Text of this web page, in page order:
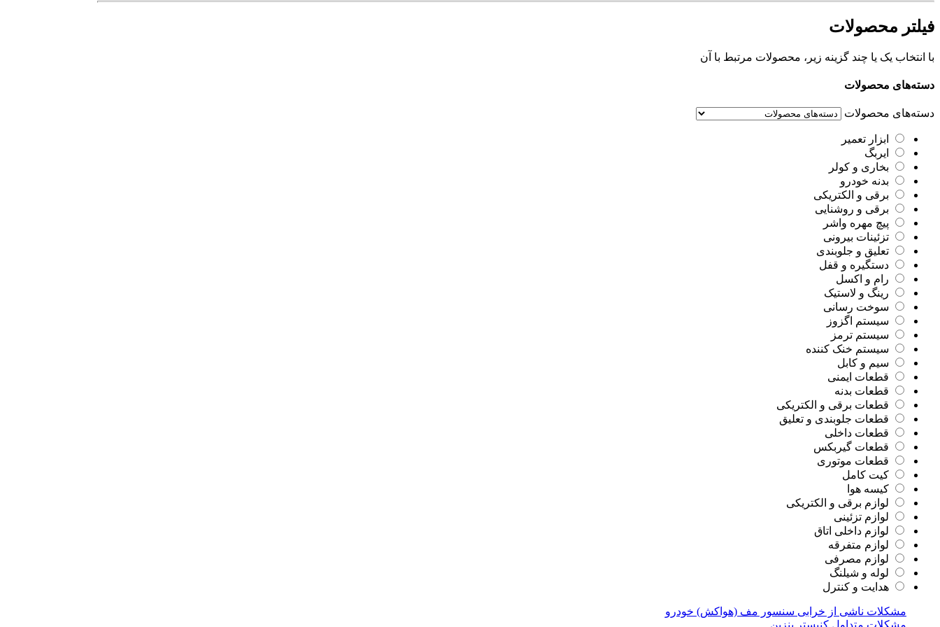
فیلتر محصولات
با انتخاب یک یا چند گزینه زیر، محصولات مرتبط با آن
دسته‌های محصولات
دسته‌های محصولات
ابزار تعمیر
ایربگ
بخاری و کولر
بدنه خودرو
برقی و الکتریکی
برقی و روشنایی
پیچ مهره واشر
تزئینات بیرونی
تعلیق و جلوبندی
دستگیره و قفل
رام و اکسل
رینگ و لاستیک
سوخت رسانی
سیستم اگزوز
سیستم ترمز
سیستم خنک کننده
سیم و کابل
قطعات ایمنی
قطعات بدنه
قطعات برقی و الکتریکی
قطعات جلوبندی و تعلیق
قطعات داخلی
قطعات گیربکس
قطعات موتوری
کیت کامل
کیسه هوا
لوازم برقی و الکتریکی
لوازم تزئینی
لوازم داخلی اتاق
لوازم متفرقه
لوازم مصرفی
لوله و شیلنگ
هدایت و کنترل
مشکلات ناشی از خرابی سنسور مف (هواکش) خودرو